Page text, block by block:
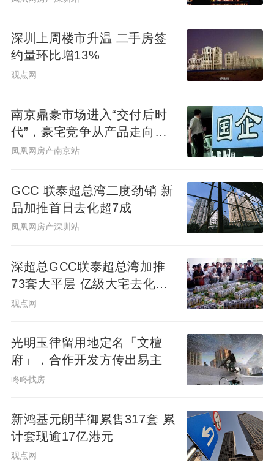
深圳上周楼市升温 二手房签
约量环比增13%
观点网
南京鼎豪市场进入“交付后时
代”，豪宅竞争从产品走向服
务
凤凰网房产南京站
GCC 联泰超总湾二度劲销 新
品加推首日去化超7成
凤凰网房产深圳站
深超总GCC联泰超总湾加推
73套大平层 亿级大宅去化近8
成
观点网
光明玉律留用地定名「文檀
府」，合作开发方传出易主
咚咚找房
新鸿基元朗芊御累售317套 累
计套现逾17亿港元
观点网